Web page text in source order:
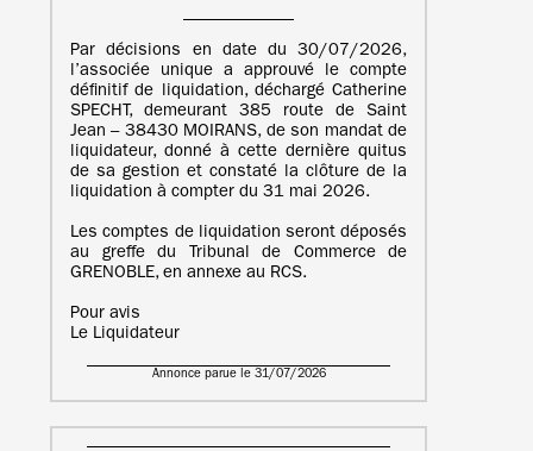
Par décisions en date du 30/07/2026,
l’associée unique a approuvé le compte
définitif de liquidation, déchargé Catherine
SPECHT, demeurant 385 route de Saint
Jean – 38430 MOIRANS, de son mandat de
liquidateur, donné à cette dernière quitus
de sa gestion et constaté la clôture de la
liquidation à compter du 31 mai 2026.
Les comptes de liquidation seront déposés
au greffe du Tribunal de Commerce de
GRENOBLE, en annexe au RCS.
Pour avis
Le Liquidateur
Annonce parue le 31/07/2026